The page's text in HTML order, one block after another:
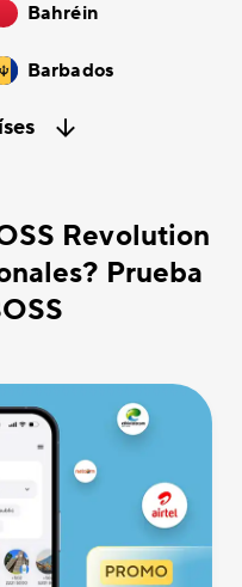
Bahréin
Barbados
Revolution
Prueba